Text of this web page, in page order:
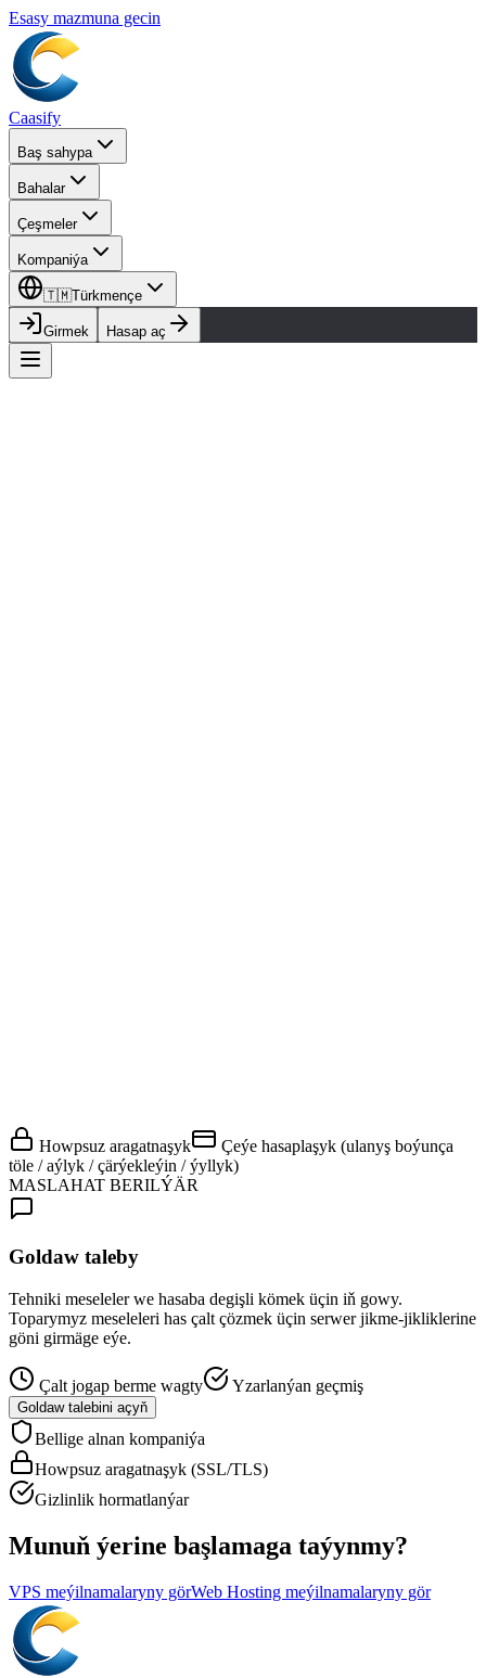
Esasy mazmuna gecin
Caasify
Baş sahypa
Bahalar
Çeşmeler
Kompaniýa
🇹🇲Türkmençe
Girmek Hasap aç
Howpsuz aragatnaşyk
Çeýe hasaplaşyk (ulanyş boýunça
töle / aýlyk / çärýekleýin / ýyllyk)
MASLAHAT BERILÝÄR
Goldaw taleby
Tehniki meseleler we hasaba degişli kömek üçin iň gowy.
Toparymyz meseleleri has çalt çözmek üçin serwer jikme-jikliklerine
göni girmäge eýe.
Çalt jogap berme wagty Yzarlanýan geçmiş
Goldaw talebini açyň
Bellige alnan kompaniýa
Howpsuz aragatnaşyk (SSL/TLS)
Gizlinlik hormatlanýar
Munuň ýerine başlamaga taýynmy?
VPS meýilnamalaryny görWeb Hosting meýilnamalaryny gör